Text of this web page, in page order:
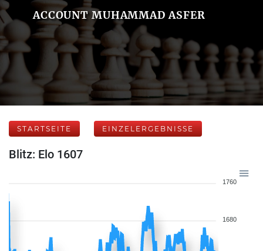
ACCOUNT MUHAMMAD ASFER
STARTSEITE EINZELERGEBNISSE
Blitz: Elo 1607
1760
1680